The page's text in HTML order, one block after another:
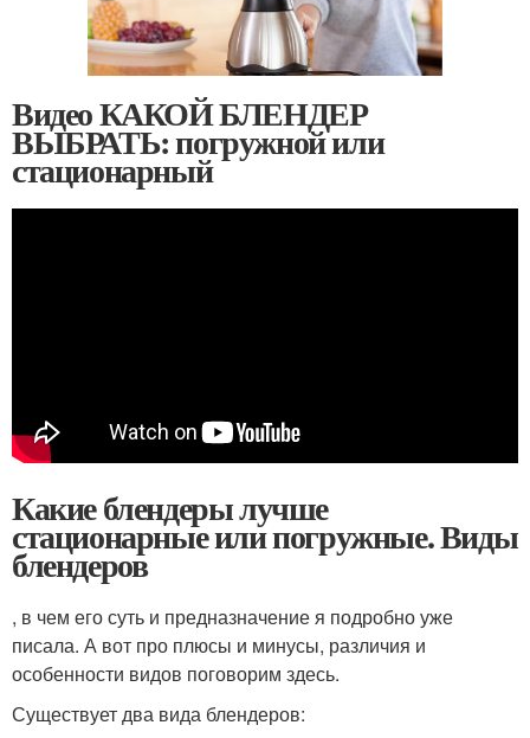
Видео КАКОЙ БЛЕНДЕР
ВЫБРАТЬ: погружной или
стационарный
Какие блендеры лучше
стационарные или погружные. Виды
блендеров
, в чем его суть и предназначение я подробно уже
писала. А вот про плюсы и минусы, различия и
особенности видов поговорим здесь.
Существует два вида блендеров: